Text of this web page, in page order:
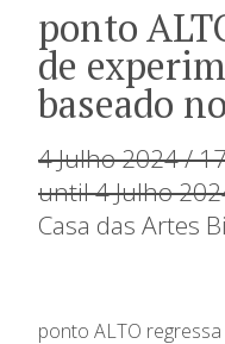
ponto
de
baseado
4 Julho 2024 /
until 4 Julho
Casa das Artes
ponto ALTO